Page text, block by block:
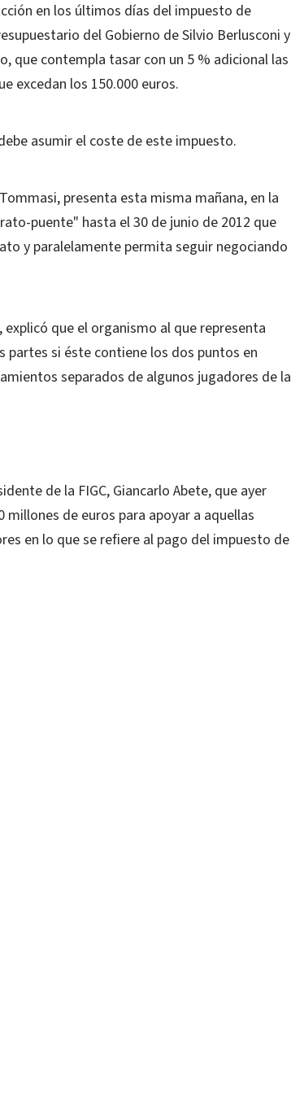
en los últimos días del impuesto de
del Gobierno de Silvio Berlusconi y
que contempla tasar con un 5 % adicional las
excedan los 150.000 euros.
asumir el coste de este impuesto.
presenta esta misma mañana, en la
puente" hasta el 30 de junio de 2012 que
y paralelamente permita seguir negociando
que el organismo al que representa
partes si éste contiene los dos puntos en
separados de algunos jugadores de la
de la FIGC, Giancarlo Abete, que ayer
de euros para apoyar a aquellas
en lo que se refiere al pago del impuesto de